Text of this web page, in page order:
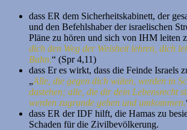
dass ER dem Sicherheitskabinett, der
und den Befehlshaber der israelischen
Pläne zu hören und sich von IHM leiten
dich den Weg der Weisheit lehren, dich
Bahn.“ (Spr 4,11)
dass Er es wirkt, dass die Feinde Israels
„Alle, die gegen dich wüten, werden in
dastehen; alle, die dir dein Lebensrecht
werden zugrunde gehen und umkommen.
dass ER der IDF hilft, die Hamas zu
Schaden für die Zivilbevölkerung.